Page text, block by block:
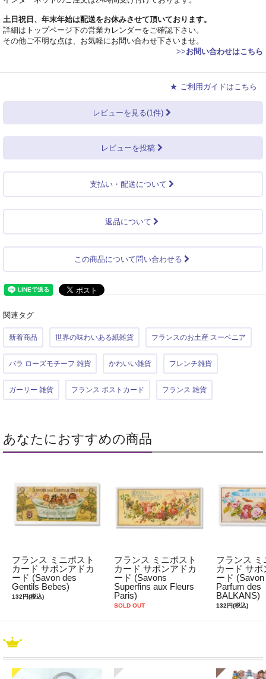
土日祝日、年末年始は配送をお休みさせて頂いております。
詳細はトップページ下の営業カレンダーをご確認下さい。
その他ご不明な点は、お気軽にお問い合わせ下さいませ。
>>お問い合わせはこちら
★ ご利用ガイドはこちら
レビューを見る(1件)
レビューを投稿
支払い・配送について
返品について
この商品について問い合わせる
関連タグ
新着商品 世界の味わいある紙雑貨 フランスのお土産 スーベニア
バラ ローズモチーフ 雑貨 かわいい雑貨 フレンチ雑貨
ガーリー 雑貨 フランス ポストカード フランス 雑貨
あなたにおすすめの商品
フランス ミニポスト
カード サボンアドカ
ード (Savon des
Gentils Bebes)
132円(税込)
フランス ミニポスト
カード サボンアドカ
ード (Savons
Superfins aux Fleurs
Paris)
SOLD OUT
フランス ミ
カード サボ
ード (Savon
Parfum des
BALKANS)
132円(税込)